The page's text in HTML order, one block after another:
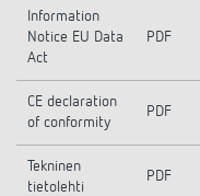
Information
Notice EU Data
Act
PDF
CE declaration
of conformity
PDF
Tekninen
tietolehti
PDF